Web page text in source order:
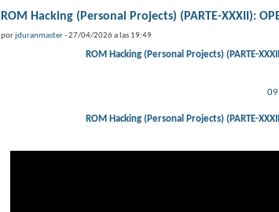
ROM Hacking (Personal Projects) (PARTE-XXXII):
porjduranmaster- 27/04/2026 a las 19:49
ROM Hacking (Personal Projects) (PARTE-
ROM Hacking (Personal Projects) (PARTE-